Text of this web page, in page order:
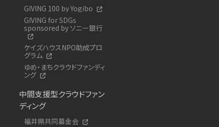
GIVING 100 by Yogibo
GIVING for SDGs
sponsored by ソニー銀行
ケイズハウスNPO助成プロ
グラム
ゆめ・まちクラウドファンディ
ング
中間支援型クラウドファン
ディング
福井県共同募金会